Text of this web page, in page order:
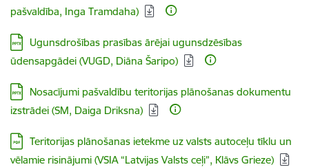
pašvaldība, Inga Tramdaha)
Lejupielādēt:
Ugunsdrošības prasības ārējai ugunsdzēsības
ūdensapgādei (VUGD, Diāna Šaripo)
Lejupielādēt:
Nosacījumi pašvaldību teritorijas plānošanas dokumentu
izstrādei (SM, Daiga Driksna)
Lejupielādēt:
Teritorijas plānošanas ietekme uz valsts autoceļu tīklu un
vēlamie risinājumi (VSIA “Latvijas Valsts ceļi”, Klāvs Grieze)